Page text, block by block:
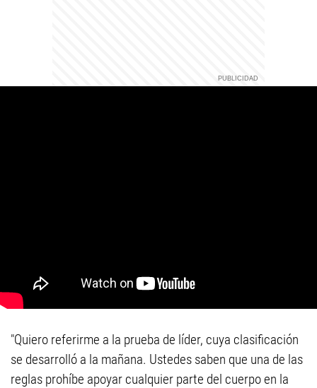
"Quiero referirme a la prueba de líder, cuya clasificación
se desarrolló a la mañana. Ustedes saben que una de las
reglas prohíbe apoyar cualquier parte del cuerpo en la